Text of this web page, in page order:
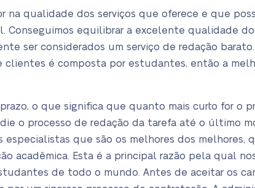
na qualidade dos serviços que oferece e que
equilibrar a excelente qualidade
ser considerados um serviço de redação barato.
é composta por estudantes, então a
o que significa que quanto mais curto for o
o processo de redação da tarefa até o último
que são os melhores dos melhores,
acadêmica. Esta é a principal razão pela qual
de todo o mundo. Antes de aceitar os